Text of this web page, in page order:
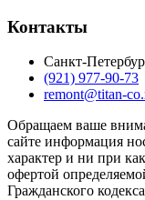
Контакты
Санкт-
(921) 977-90-73
remont@titan-
Обращаем ваше
сайте информация
характер и ни при
офертой
Гражданского